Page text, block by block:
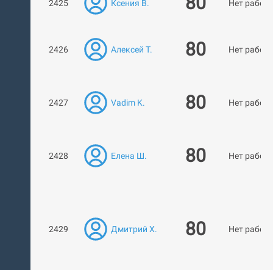
2425 Ксения В. Нет работ
2426 Алексей Т. 80 Нет работ
2427 Vadim K. 80 Нет работ
2428 Елена Ш. 80 Нет работ
2429 Дмитрий Х. 80 Нет работ